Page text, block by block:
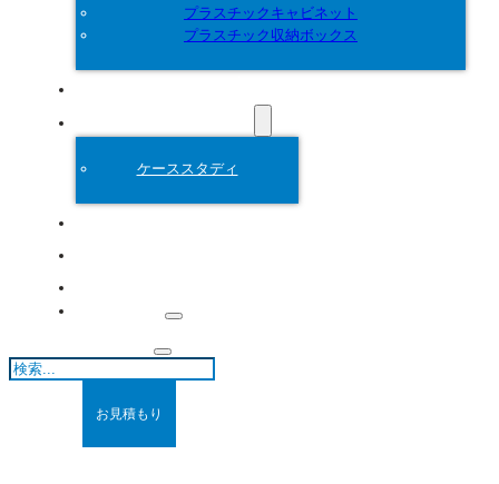
プラスチックキャビネット
プラスチック収納ボックス
ケーススタディ
検
索
お見積もり